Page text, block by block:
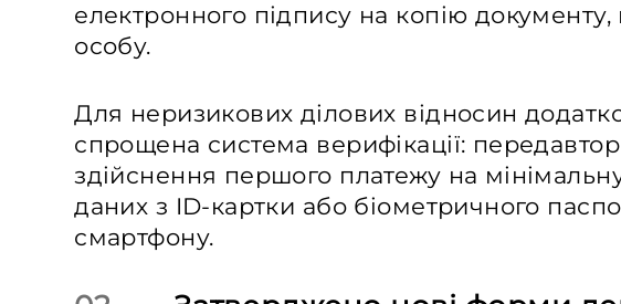
електронного підпису на копію
особу.
Для неризикових ділових відносин
спрощена система верифікації:
здійснення першого платежу на
даних з ID-картки або біометричного
смартфону.